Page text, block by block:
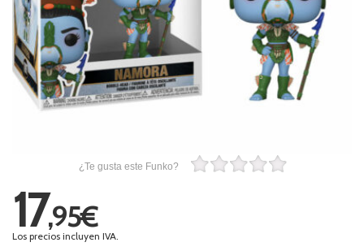
¿Te gusta este Funko?
17,95€
Los precios incluyen IVA.